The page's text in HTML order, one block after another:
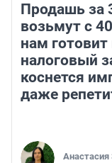
Продашь за
возьмут с
нам
налоговый
коснется
даже
Анастасия